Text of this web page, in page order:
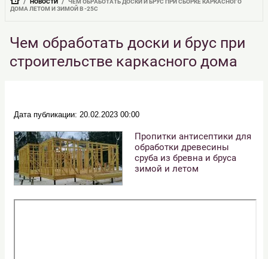
НОВОСТИ
ЧЕМ ОБРАБОТАТЬ ДОСКИ И БРУС ПРИ СБОРКЕ КАРКАСНОГО
ДОМА ЛЕТОМ И ЗИМОЙ В -25С
Чем обработать доски и брус при
строительстве каркасного дома
Дата публикации: 20.02.2023 00:00
Пропитки антисептики для
обработки древесины
сруба из бревна и бруса
зимой и летом